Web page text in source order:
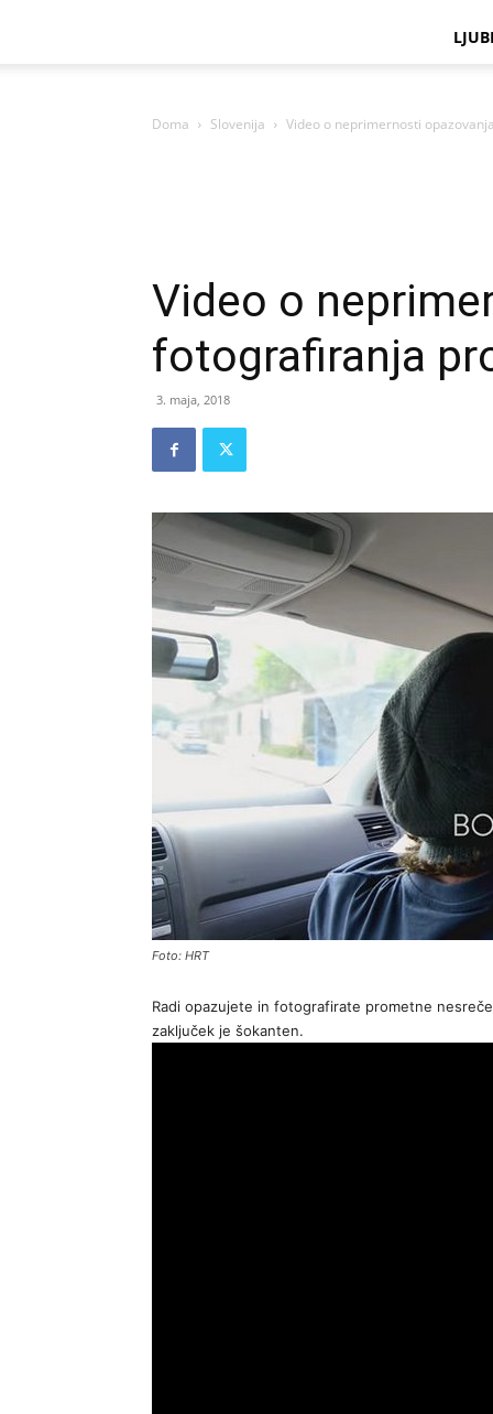
Doma Slovenija Video o neprimernosti
Video o
fotografiranja
3. maja, 2018
Foto: HRT
Radi opazujete in fotografirate prometne
zaključek je šokanten.